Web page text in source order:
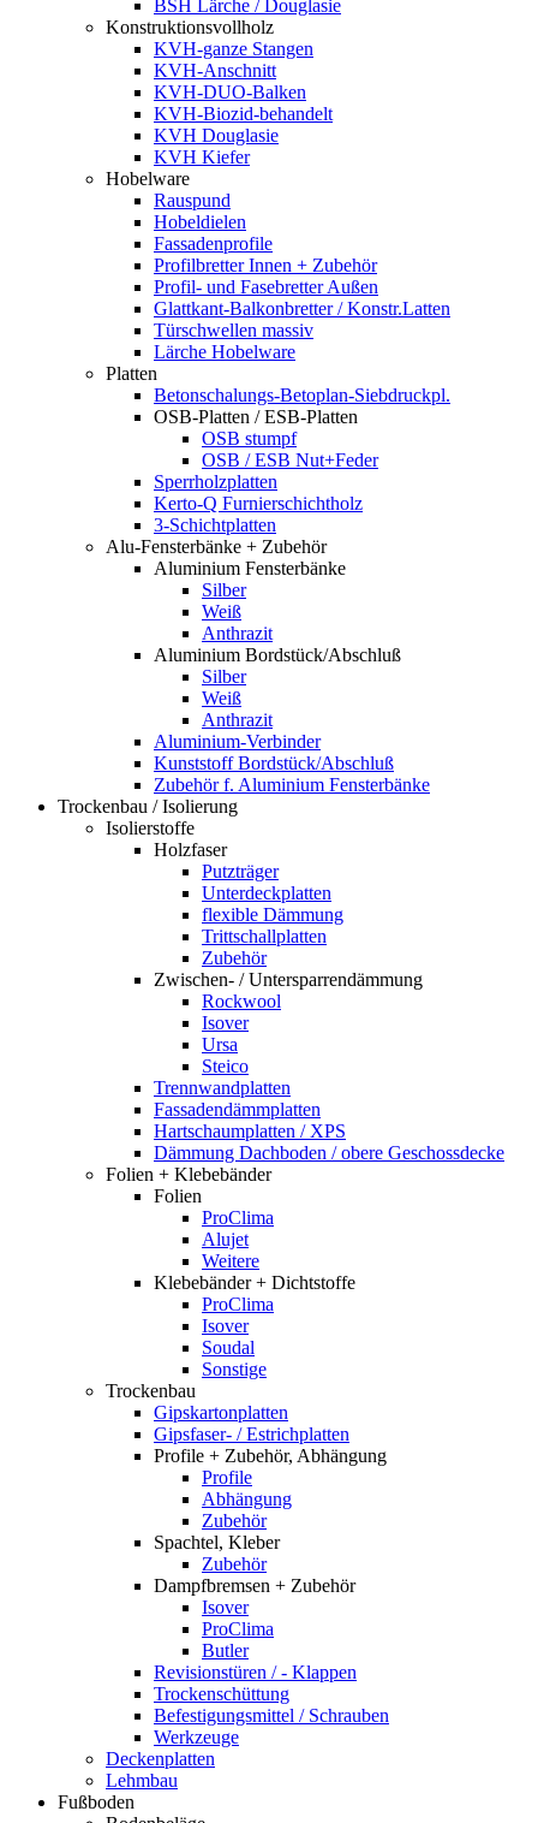
BSH Lärche / Douglasie
Konstruktionsvollholz
KVH-ganze Stangen
KVH-Anschnitt
KVH-DUO-Balken
KVH-Biozid-behandelt
KVH Douglasie
KVH Kiefer
Hobelware
Rauspund
Hobeldielen
Fassadenprofile
Profilbretter Innen + Zubehör
Profil- und Fasebretter Außen
Glattkant-Balkonbretter / Konstr.Latten
Türschwellen massiv
Lärche Hobelware
Platten
Betonschalungs-Betoplan-Siebdruckpl.
OSB-Platten / ESB-Platten
OSB stumpf
OSB / ESB Nut+Feder
Sperrholzplatten
Kerto-Q Furnierschichtholz
3-Schichtplatten
Alu-Fensterbänke + Zubehör
Aluminium Fensterbänke
Silber
Weiß
Anthrazit
Aluminium Bordstück/Abschluß
Silber
Weiß
Anthrazit
Aluminium-Verbinder
Kunststoff Bordstück/Abschluß
Zubehör f. Aluminium Fensterbänke
Trockenbau / Isolierung
Isolierstoffe
Holzfaser
Putzträger
Unterdeckplatten
flexible Dämmung
Trittschallplatten
Zubehör
Zwischen- / Untersparrendämmung
Rockwool
Isover
Ursa
Steico
Trennwandplatten
Fassadendämmplatten
Hartschaumplatten / XPS
Dämmung Dachboden / obere Geschossdecke
Folien + Klebebänder
Folien
ProClima
Alujet
Weitere
Klebebänder + Dichtstoffe
ProClima
Isover
Soudal
Sonstige
Trockenbau
Gipskartonplatten
Gipsfaser- / Estrichplatten
Profile + Zubehör, Abhängung
Profile
Abhängung
Zubehör
Spachtel, Kleber
Zubehör
Dampfbremsen + Zubehör
Isover
ProClima
Butler
Revisionstüren / - Klappen
Trockenschüttung
Befestigungsmittel / Schrauben
Werkzeuge
Deckenplatten
Lehmbau
Fußboden